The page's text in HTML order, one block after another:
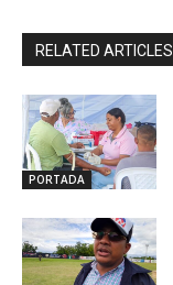
RELATED ARTICLES
PORTADA